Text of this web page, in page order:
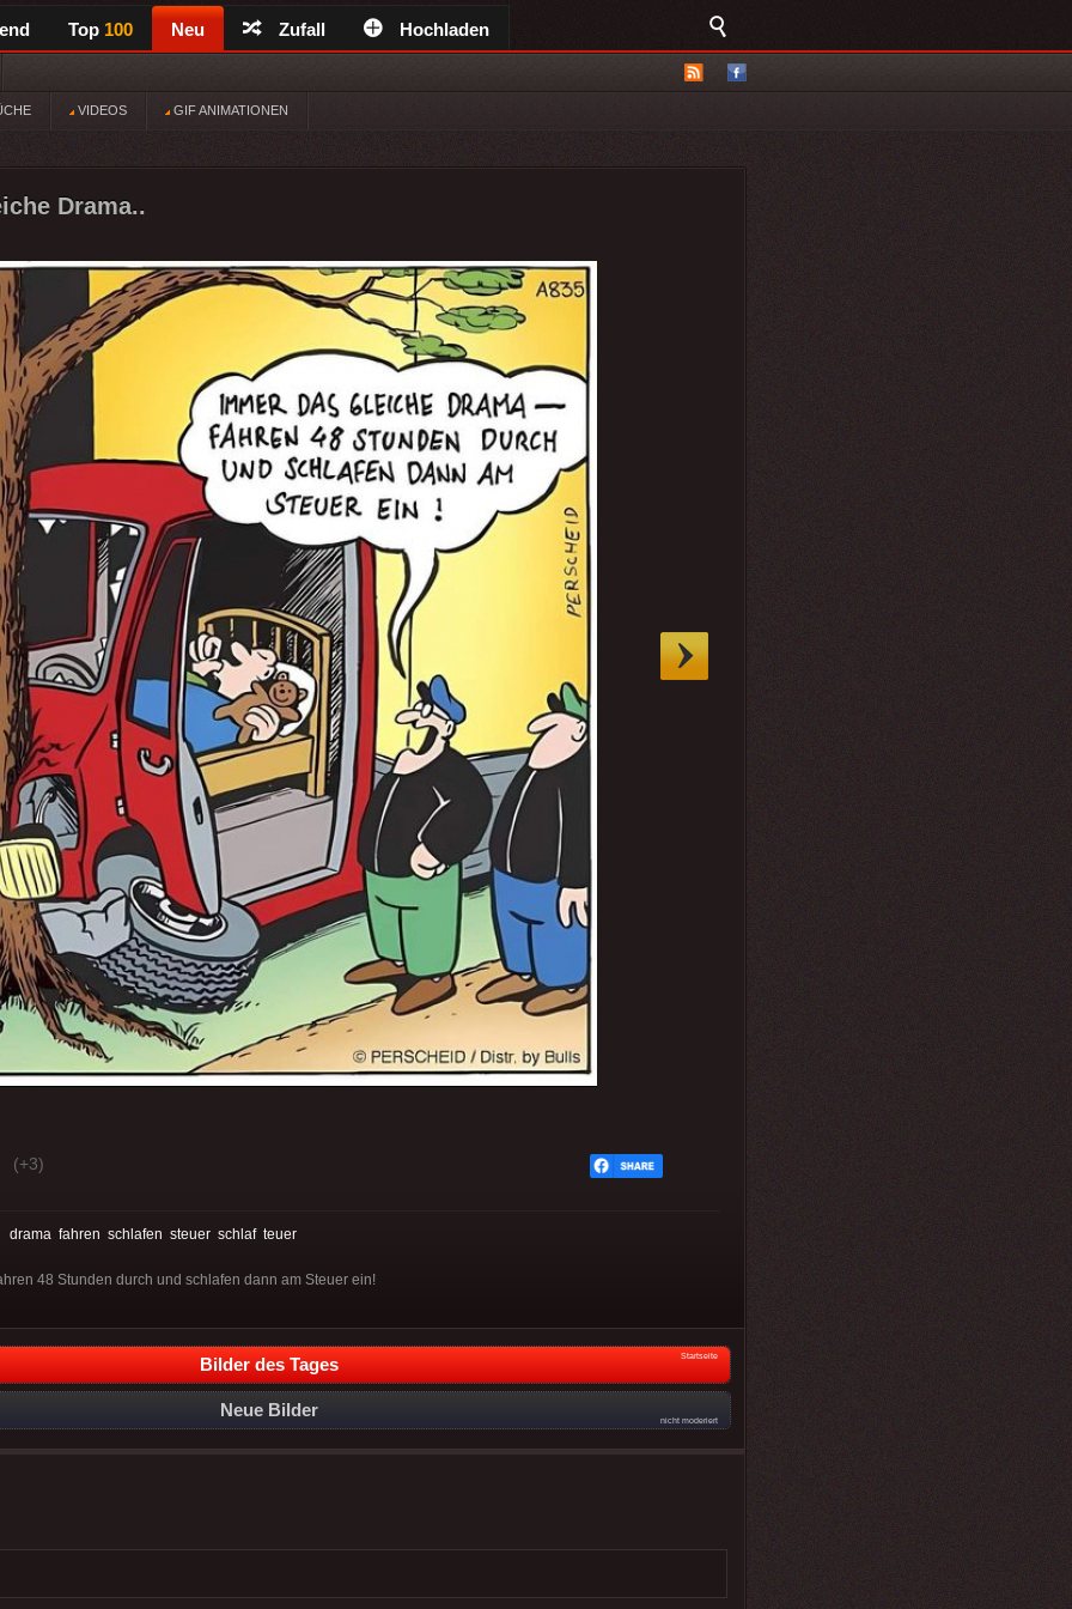
Top 100 Neu Zufall Hochladen
VIDEOS GIF ANIMATIONEN
Drama..
(+3)
drama fahren schlafen steuer schlaf teuer
48 Stunden durch und schlafen dann am Steuer ein!
Bilder des Tages Startseite
Neue Bilder
nicht moderiert